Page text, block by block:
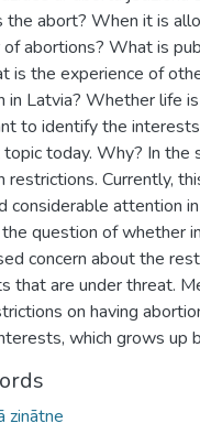
the abort? When it is
of abortions? What is
is the experience of
in Latvia? Whether life
to identify the
today. Why? In
restrictions. Currently,
considerable attention
question of whether
concern about the
that are under threat.
on having
which grows up
zinātne